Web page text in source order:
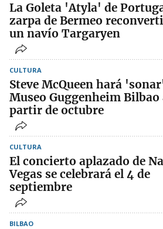
La Goleta 'Atyla' de
zarpa de Bermeo
un navío Targaryen
CULTURA
Steve McQueen hará
Museo Guggenheim Bilbao
partir de octubre
CULTURA
El concierto aplazado de
Vegas se celebrará el 4 de
septiembre
BILBAO